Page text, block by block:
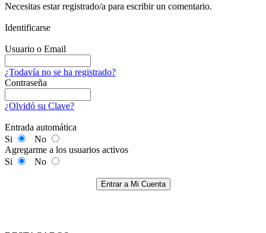
Necesitas estar registrado/a para escribir un comentario.
Identificarse
Usuario o Email
¿Todavía no se ha registrado?
Contraseña
¿Olvidó su Clave?
Entrada automática
Si
No
Agregarme a los usuarios activos
Si
No
Entrar a Mi Cuenta